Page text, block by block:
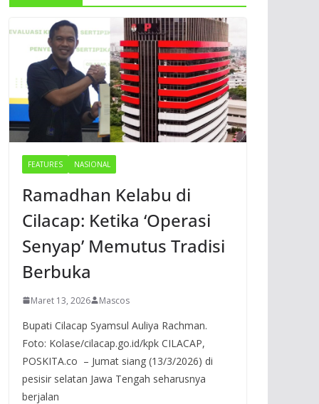
FEATURES NASIONAL
Ramadhan Kelabu di
Cilacap: Ketika ‘Operasi
Senyap’ Memutus Tradisi
Berbuka
Maret 13, 2026 Mascos
Bupati Cilacap Syamsul Auliya Rachman.
Foto: Kolase/cilacap.go.id/kpk CILACAP,
POSKITA.co – Jumat siang (13/3/2026) di
pesisir selatan Jawa Tengah seharusnya
berjalan